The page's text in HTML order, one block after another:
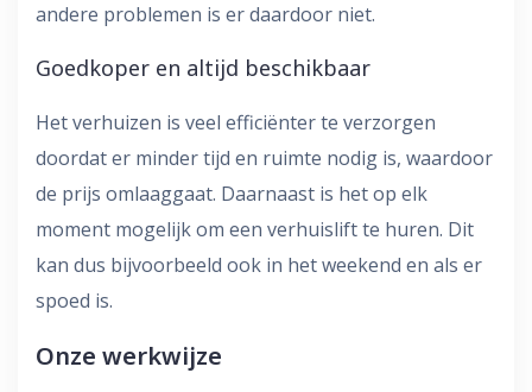
andere problemen is er daardoor niet.
Goedkoper en altijd beschikbaar
Het verhuizen is veel efficiënter te verzorgen
doordat er minder tijd en ruimte nodig is, waardoor
de prijs omlaaggaat. Daarnaast is het op elk
moment mogelijk om een verhuislift te huren. Dit
kan dus bijvoorbeeld ook in het weekend en als er
spoed is.
Onze werkwijze